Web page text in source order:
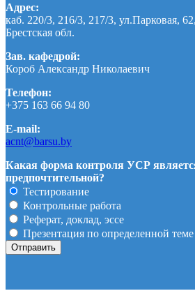
Адрес:
каб. 220/3, 216/3, 217/3, ул.Парковая,
Брестская обл.
Зав. кафедрой:
Короб Александр Николаевич
Телефон:
+375 163 66 94 80
E-mail:
acnt@barsu.by
Какая форма контроля УСР
предпочтительной?
Тестирование
Контрольные работа
Реферат, доклад, эссе
Презентация по определенной теме